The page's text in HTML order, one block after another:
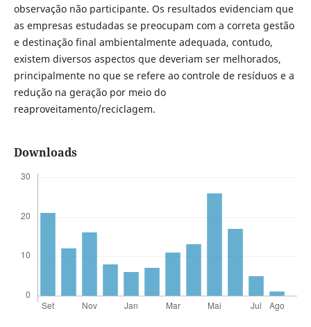
observação não participante. Os resultados evidenciam que
as empresas estudadas se preocupam com a correta gestão
e destinação final ambientalmente adequada, contudo,
existem diversos aspectos que deveriam ser melhorados,
principalmente no que se refere ao controle de resíduos e a
redução na geração por meio do
reaproveitamento/reciclagem.
Downloads